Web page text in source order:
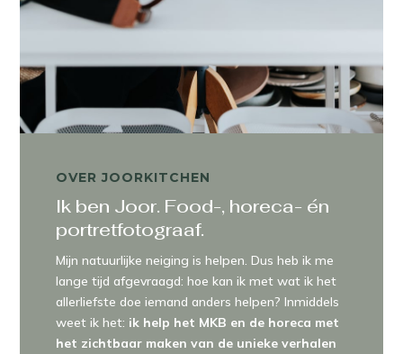
OVER JOORKITCHEN
Ik ben Joor. Food-, horeca- én
portretfotograaf.
Mijn natuurlijke neiging is helpen. Dus heb ik me
lange tijd afgevraagd: hoe kan ik met wat ik het
allerliefste doe iemand anders helpen? Inmiddels
weet ik het: ik help het MKB en de horeca met
het zichtbaar maken van de unieke verhalen